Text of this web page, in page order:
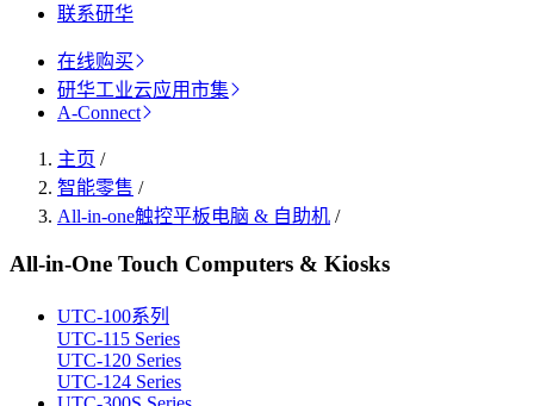
联系研华
在线购买
研华工业云应用市集
A-Connect
主页 /
智能零售 /
All-in-one触控平板电脑 & 自助机 /
All-in-One Touch Computers & Kiosks
UTC-100系列
UTC-115 Series
UTC-120 Series
UTC-124 Series